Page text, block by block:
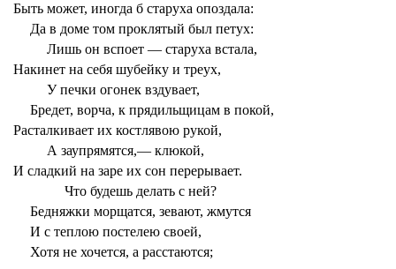
Быть может, иногда б старуха опоздала:
Да в доме том проклятый был петух:
Лишь он вспоет — старуха встала,
Накинет на себя шубейку и треух,
У печки огонек вздувает,
Бредет, ворча, к прядильщицам в покой,
Расталкивает их костлявою рукой,
А заупрямятся,— клюкой,
И сладкий на заре их сон перерывает.
Что будешь делать с ней?
Бедняжки морщатся, зевают, жмутся
И с теплою постелею своей,
Хотя не хочется, а расстаются;